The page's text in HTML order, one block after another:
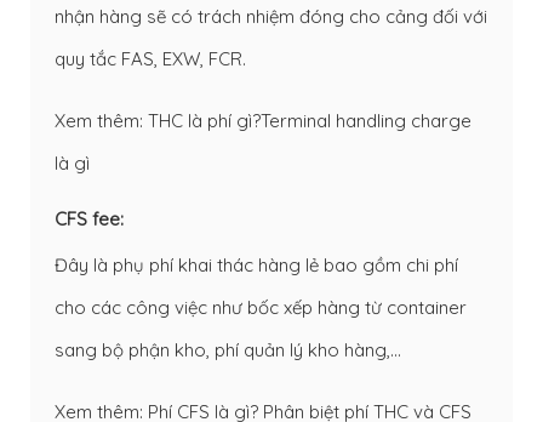
nhận hàng sẽ có trách nhiệm đóng cho cảng đối với
quy tắc FAS, EXW, FCR.
Xem thêm: THC là phí gì?Terminal handling charge
là gì
CFS fee:
Đây là phụ phí khai thác hàng lẻ bao gồm chi phí
cho các công việc như bốc xếp hàng từ container
sang bộ phận kho, phí quản lý kho hàng,…
Xem thêm: Phí CFS là gì? Phân biệt phí THC và CFS